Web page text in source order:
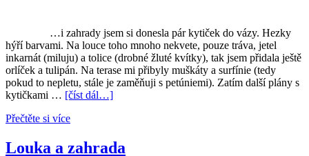
…i zahrady jsem si donesla pár kytiček do vázy. Hezky
hýří barvami. Na louce toho mnoho nekvete, pouze tráva, jetel
inkarnát (miluju) a tolice (drobné žluté kvítky), tak jsem přidala ještě
orlíček a tulipán. Na terase mi přibyly muškáty a surfínie (tedy
pokud to nepletu, stále je zaměňuji s petúniemi). Zatím další plány s
kytičkami … [číst dál…]
Přečtěte si více
Louka a zahrada